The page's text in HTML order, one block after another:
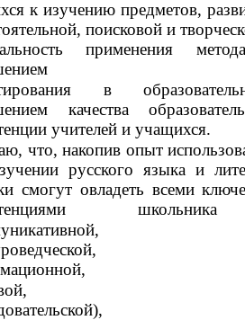
к изучению предметов,
поисковой и
применения
в
качества
учителей и
что, накопив опыт
русского языка и
смогут овладеть